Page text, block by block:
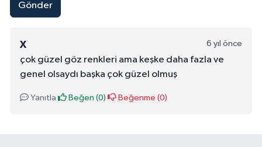
Gönder
X 6 yıl önce
çok güzel göz renkleri ama keşke daha fazla ve
genel olsaydı başka çok güzel olmuş
Yanıtla Beğen (0) Beğenme (0)